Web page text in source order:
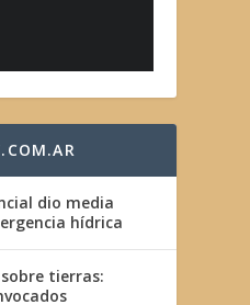
dio media
hídrica
tierras: